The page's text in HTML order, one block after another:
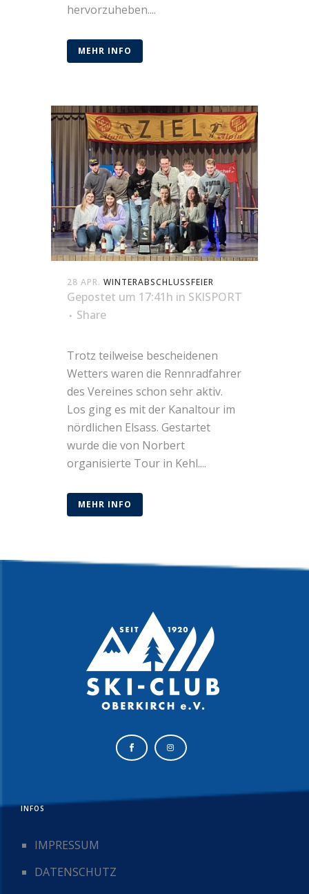
hervorzuheben....
MEHR INFO
28 APR. WINTERABSCHLUSSFEIER
Gepostet um 17:41h in SKISPORT
Share
Trotz teilweise bescheidenen
Wetters waren die Rennradfahrer
des Vereines schon sehr aktiv.
Los ging es mit der Kanaltour im
nördlichen Elsass. Gestartet
wurde die von Norbert
organisierte Tour in Kehl....
MEHR INFO
INFOS
IMPRESSUM
DATENSCHUTZ